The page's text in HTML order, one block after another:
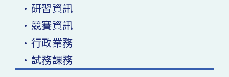
•研習資訊
•競賽資訊
•行政業務
•試務課務